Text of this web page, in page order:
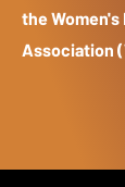
the
Association